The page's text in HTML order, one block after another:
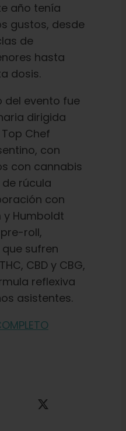
año tenía
gustos, desde
de
hasta
dosis.
del evento fue
dirigida
Chef
con
con cannabis
rúcula
con
y Humboldt
roll,
sufren
CBD y CBG,
reflexiva
asistentes.